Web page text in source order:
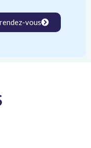
vous